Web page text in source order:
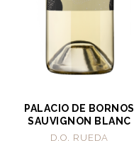
PALACIO DE BORNOS
SAUVIGNON BLANC
D.O. RUEDA